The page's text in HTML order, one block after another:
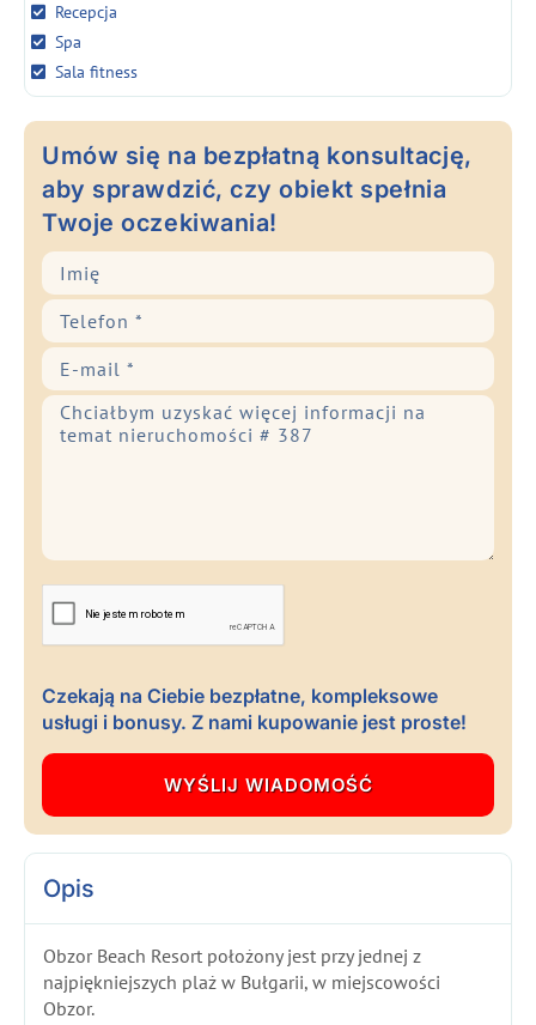
Recepcja
Spa
Sala fitness
Umów się na bezpłatną konsultację,
aby sprawdzić, czy obiekt spełnia
Twoje oczekiwania!
Czekają na Ciebie bezpłatne, kompleksowe
usługi i bonusy. Z nami kupowanie jest proste!
Opis
Obzor Beach Resort położony jest przy jednej z
najpiękniejszych plaż w Bułgarii, w miejscowości
Obzor.